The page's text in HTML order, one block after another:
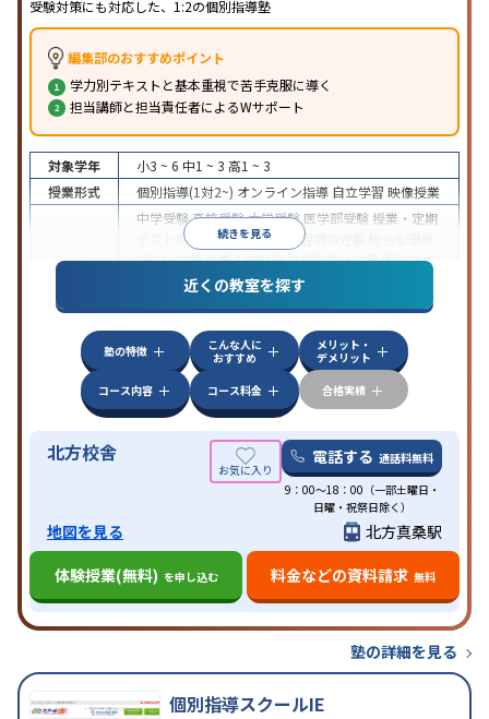
受験対策にも対応した、1:2の個別指導塾
編集部のおすすめポイント
学力別テキストと基本重視で苦手克服に導く
担当講師と担当責任者によるWサポート
続きを見る
対象学年 小3 ~ 6 中1 ~ 3 高1 ~ 3
授業形式
個別指導(1対2~) オンライン指導 自立学習 映像授業
中学受験高校受験大学受験 医学部受験 授業・定期
テスト対策
内申点対策 学習習慣の定着
(旧AO)対策推薦入試対策学校別特化対策国公立大
私大対策共通テスト対策
その他科目別
特徴
中高一貫校生に対応入塾に学力基準あり 授業の振
替可能不登校生に対応
学習にPC・タブレットを利
用 オンライン対応1科目から受講可能季節講習の
みの受講可発達障害の子どもに対応自習室あり
近くの教室を探す
塾の特徴
こんな人に
おすすめ
メリット・
デメリット
コース内容
コース料金 合格実績
北方校舎 電話する 通話料無料
9：00～18：00（一部土曜日・
日曜・祝祭日除く）
地図を見る
北方真桑駅
体験授業(無料) を申し込む 料金などの資料請求 無料
塾の詳細を見る
個別指導スクールIE